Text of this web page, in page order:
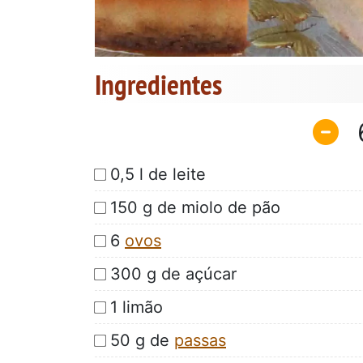
Ingredientes
0,5 l de leite
150 g de miolo de pão
6 ovos
300 g de açúcar
1 limão
50 g de passas